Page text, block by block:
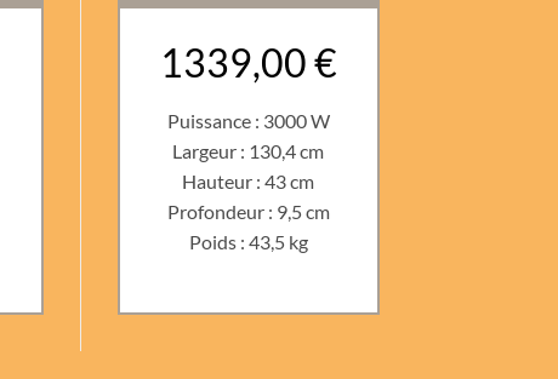
1339,00 €
Puissance : 3000 W
Largeur : 130,4 cm
Hauteur : 43 cm
Profondeur : 9,5 cm
Poids : 43,5 kg